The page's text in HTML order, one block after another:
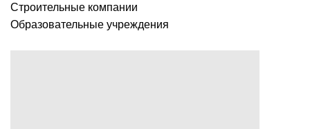
Строительные компании
Образовательные учреждения